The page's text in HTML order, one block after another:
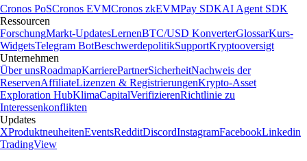
Cronos PoSCronos EVMCronos zkEVMPay SDKAI Agent SDK
Ressourcen
ForschungMarkt-UpdatesLernenBTC/USD KonverterGlossarKurs-
WidgetsTelegram BotBeschwerdepolitikSupportKryptooversigt
Unternehmen
Über unsRoadmapKarrierePartnerSicherheitNachweis der
ReservenAffiliateLizenzen & RegistrierungenKrypto-Asset
Exploration HubKlimaCapitalVerifizierenRichtlinie zu
Interessenkonflikten
Updates
XProduktneuheitenEventsRedditDiscordInstagramFacebookLinkedin
TradingView